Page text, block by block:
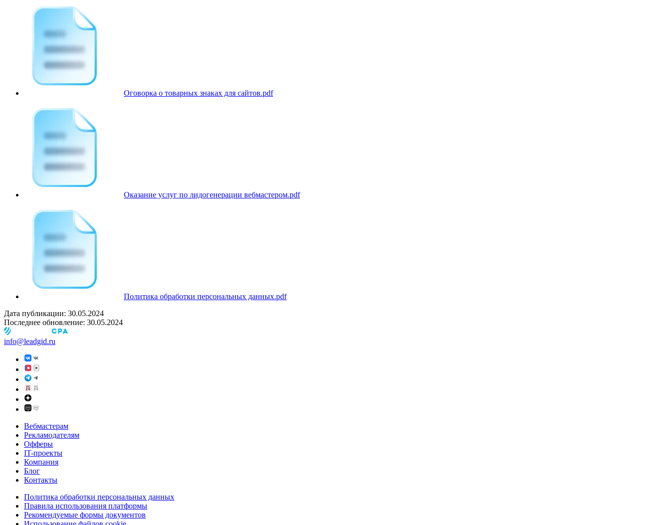
Оговорка о товарных знаках для сайтов.pdf
Оказание услуг по лидогенерации вебмастером.pdf
Политика обработки персональных данных.pdf
Дата публикации: 30.05.2024
Последнее обновление: 30.05.2024
info@leadgid.ru
Вебмастерам
Рекламодателям
Офферы
IT-проекты
Компания
Блог
Контакты
Политика обработки персональных данных
Правила использования платформы
Рекомендуемые формы документов